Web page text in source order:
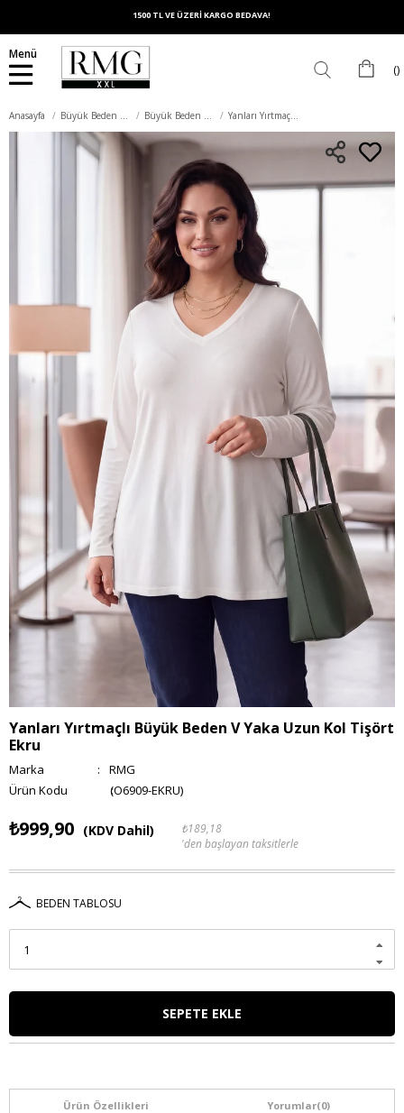
1500 TL VE ÜZERİ KARGO BEDAVA!
Menü
Anasayfa Büyük Beden Üst Giyim Büyük Beden Tişört Yanları Yırtmaçlı Büyük Beden V Yaka Uzun Kol Tişört Ekru
Yanları Yırtmaçlı Büyük Beden V Yaka Uzun Kol Tişört
Ekru
Marka :
RMG
(O6909-EKRU)
₺999,90 (KDV Dahil)
₺189,18
'den başlayan taksitlerle
BEDEN TABLOSU
Ürün Özellikleri Yorumlar(0)